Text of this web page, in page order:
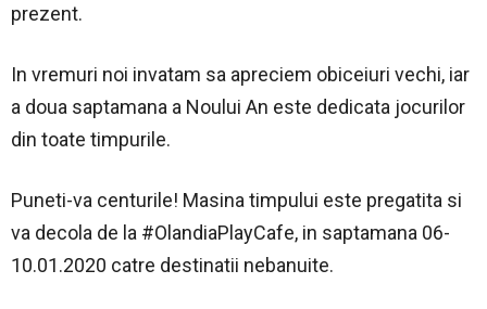
prezent.
In vremuri noi invatam sa apreciem obiceiuri vechi, iar
a doua saptamana a Noului An este dedicata jocurilor
din toate timpurile.
Puneti-va centurile! Masina timpului este pregatita si
va decola de la #OlandiaPlayCafe, in saptamana 06-
10.01.2020 catre destinatii nebanuite.